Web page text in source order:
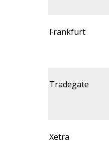
Frankfurt
Tradegate
Xetra